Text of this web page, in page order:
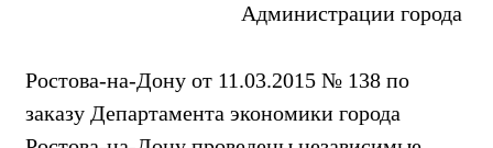
Администрации города
Ростова-на-Дону от 11.03.2015 № 138 по
заказу Департамента экономики города